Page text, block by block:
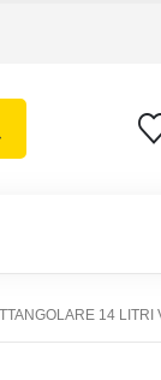
14 LITRI